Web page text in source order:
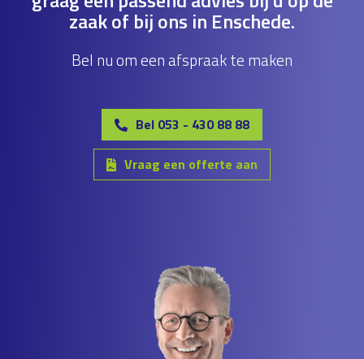
zaak of bij ons in Enschede.
Bel nu om een afspraak te maken
Bel 053 - 430 88 88
Vraag een offerte aan